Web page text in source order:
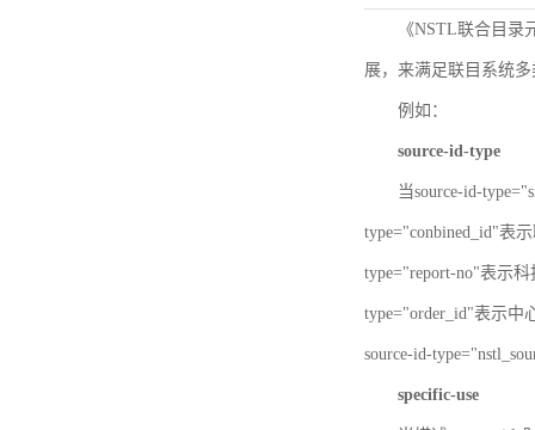
《NSTL联合目
展，来满足联目系统
例如：
source-id-type
当source-id-
type="conbined_id"表
type="report-no"表示
type="order_id"表示中
source-id-
specific-use